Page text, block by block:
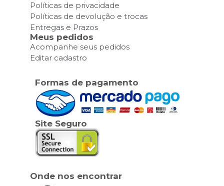
Políticas de privacidade
Políticas de devolução e trocas
Entregas e Prazos
Meus pedidos
Acompanhe seus pedidos
Editar cadastro
Formas de pagamento
Site Seguro
Onde nos encontrar